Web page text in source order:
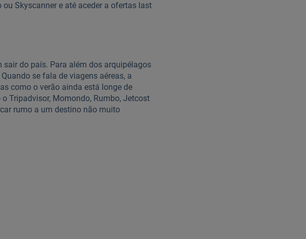
Skyscanner e até aceder a ofertas last
do país. Para além dos arquipélagos
se fala de viagens aéreas, a
como o verão ainda está longe de
Tripadvisor, Momondo, Rumbo, Jetcost
rumo a um destino não muito